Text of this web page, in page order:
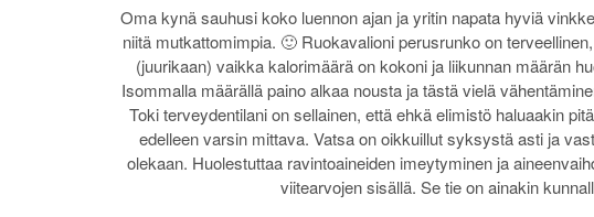
Oma kynä sauhusi koko luennon ajan ja yritin napata hyviä
niitä mutkattomimpia. 🙂 Ruokavalioni perusrunko on
(juurikaan) vaikka kalorimäärä on kokoni ja liikunnan määrän
Isommalla määrällä paino alkaa nousta ja tästä vielä
Toki terveydentilani on sellainen, että ehkä elimistö haluaakin
edelleen varsin mittava. Vatsa on oikkuillut syksystä asti ja
olekaan. Huolestuttaa ravintoaineiden imeytyminen ja
viitearvojen sisällä. Se tie on ainakin